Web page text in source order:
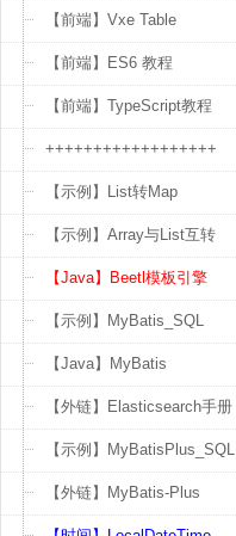
【前端】Vxe Table
【前端】ES6 教程
【前端】TypeScript教程
++++++++++++++++++
【示例】List转Map
【示例】Array与List互转
【Java】Beetl模板引擎
【示例】MyBatis_SQL
【Java】MyBatis
【外链】Elasticsearch手册
【示例】MyBatisPlus_SQL
【外链】MyBatis-Plus